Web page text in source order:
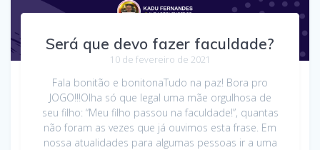
Será que devo fazer faculdade?
10 de fevereiro de 2021
Fala bonitão e bonitonaTudo na paz! Bora pro
JOGO!!!Olha só que legal uma mãe orgulhosa de
seu filho: “Meu filho passou na faculdade!”, quantas
não foram as vezes que já ouvimos esta frase. Em
nossa atualidades para algumas pessoas ir a uma